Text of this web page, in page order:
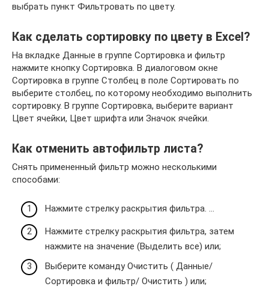
выбрать пункт Фильтровать по цвету.
Как сделать сортировку по цвету в Excel?
На вкладке Данные в группе Сортировка и фильтр
нажмите кнопку Сортировка. В диалоговом окне
Сортировка в группе Столбец в поле Сортировать по
выберите столбец, по которому необходимо выполнить
сортировку. В группе Сортировка, выберите вариант
Цвет ячейки, Цвет шрифта или Значок ячейки.
Как отменить автофильтр листа?
Снять примененный фильтр можно несколькими
способами:
Нажмите стрелку раскрытия фильтра. …
Нажмите стрелку раскрытия фильтра, затем
нажмите на значение (Выделить все) или;
Выберите команду Очистить ( Данные/
Сортировка и фильтр/ Очистить ) или;